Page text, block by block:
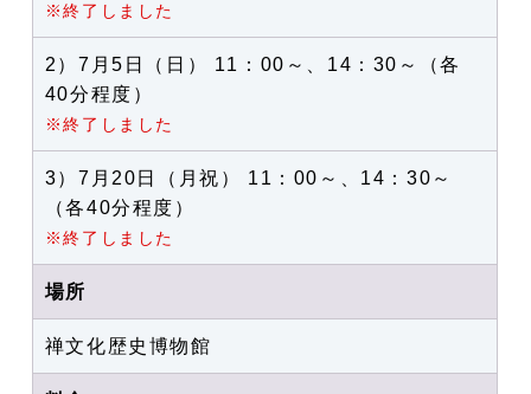
※終了しました
2）7月5日（日） 11：00～、14：30～（各
40分程度）
※終了しました
3）7月20日（月祝） 11：00～、14：30～
（各40分程度）
※終了しました
場所
禅文化歴史博物館